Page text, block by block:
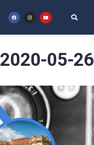
2020-05-26